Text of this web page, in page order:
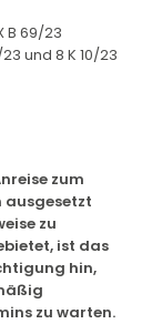
B 69/23
und 8 K 10/23
zum
ausgesetzt
zu
ist das
hin,
zu warten.